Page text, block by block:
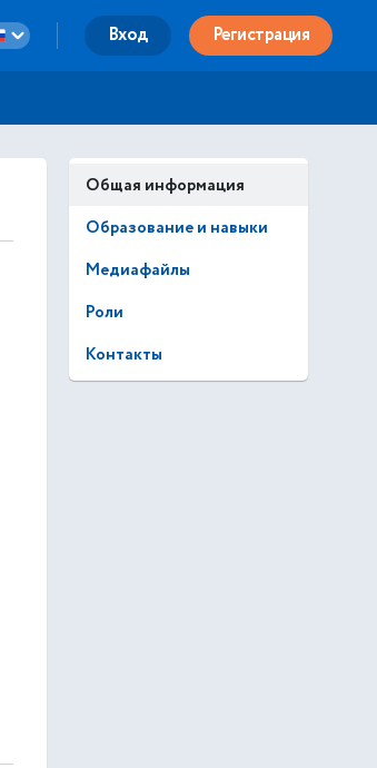
Вход Регистрация
Общая информация
Образование и навыки
Медиафайлы
Роли
Контакты